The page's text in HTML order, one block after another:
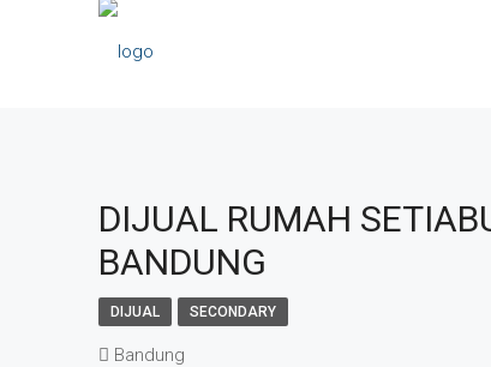
DIJUAL RUMAH
BANDUNG
DIJUAL SECONDARY
Bandung